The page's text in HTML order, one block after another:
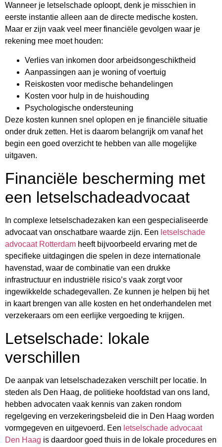
Wanneer je letselschade oploopt, denk je misschien in
eerste instantie alleen aan de directe medische kosten.
Maar er zijn vaak veel meer financiële gevolgen waar je
rekening mee moet houden:
Verlies van inkomen door arbeidsongeschiktheid
Aanpassingen aan je woning of voertuig
Reiskosten voor medische behandelingen
Kosten voor hulp in de huishouding
Psychologische ondersteuning
Deze kosten kunnen snel oplopen en je financiële situatie
onder druk zetten. Het is daarom belangrijk om vanaf het
begin een goed overzicht te hebben van alle mogelijke
uitgaven.
Financiële bescherming met
een letselschadeadvocaat
In complexe letselschadezaken kan een gespecialiseerde
advocaat van onschatbare waarde zijn. Een letselschade
advocaat Rotterdam heeft bijvoorbeeld ervaring met de
specifieke uitdagingen die spelen in deze internationale
havenstad, waar de combinatie van een drukke
infrastructuur en industriële risico’s vaak zorgt voor
ingewikkelde schadegevallen. Ze kunnen je helpen bij het
in kaart brengen van alle kosten en het onderhandelen met
verzekeraars om een eerlijke vergoeding te krijgen.
Letselschade: lokale
verschillen
De aanpak van letselschadezaken verschilt per locatie. In
steden als Den Haag, de politieke hoofdstad van ons land,
hebben advocaten vaak kennis van zaken rondom
regelgeving en verzekeringsbeleid die in Den Haag worden
vormgegeven en uitgevoerd. Een letselschade advocaat
Den Haag is daardoor goed thuis in de lokale procedures en